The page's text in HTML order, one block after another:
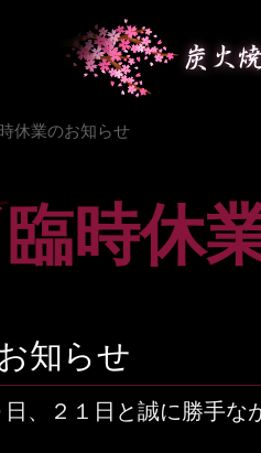
休業のお知らせ
臨時休
知らせ
日、２１日と誠に勝手な